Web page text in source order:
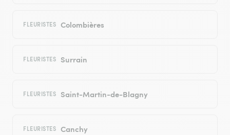
FLEURISTES Colombières
FLEURISTES Surrain
FLEURISTES Saint-Martin-de-Blagny
FLEURISTES Canchy